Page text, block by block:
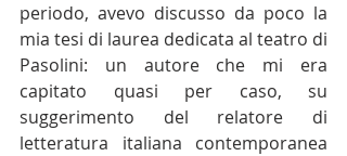
periodo, avevo discusso da poco la
mia tesi di laurea dedicata al teatro di
Pasolini: un autore che mi era
capitato quasi per caso, su
suggerimento del relatore di
letteratura italiana contemporanea